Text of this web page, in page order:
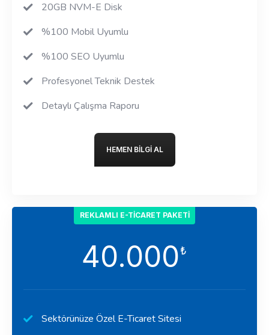
20GB NVM-E Disk
%100 Mobil Uyumlu
%100 SEO Uyumlu
Profesyonel Teknik Destek
Detaylı Çalışma Raporu
HEMEN BILGI AL
REKLAMLI E-TICARET PAKETI
40.000₺
Sektörünüze Özel E-Ticaret Sitesi